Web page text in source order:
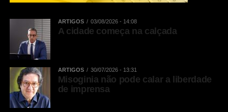
ARTIGOS 03/08/2026 - 14:08
A cidade começa na calçada
ARTIGOS 30/07/2026 - 13:31
Misoginia não pode calar a liberdade
de imprensa